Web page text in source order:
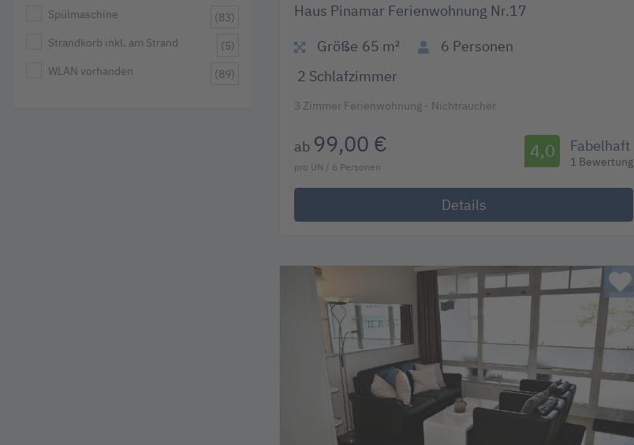
Spülmaschine
(83)
Strandkorb inkl. am Strand
(5)
WLAN vorhanden
(89)
Haus Pinamar Ferienwohnung Nr.17
65 m²
Größe 6 Personen
2 Schlafzimmer
3 Zimmer Ferienwohnung - Nichtraucher
ab 99,00 €
pro ÜN / 6 Personen
Fabelhaft
4,0 1 Bewertung
Details